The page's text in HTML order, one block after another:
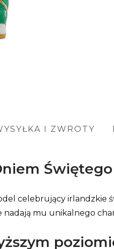
I ZWROTY
celebrujący irlandzkie
nadają mu unikalnego